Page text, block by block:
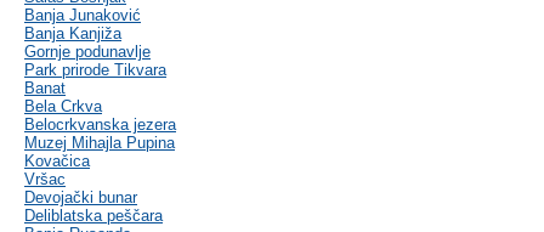
Banja Junaković
Banja Kanjiža
Gornje podunavlje
Park prirode Tikvara
Banat
Bela Crkva
Belocrkvanska jezera
Muzej Mihajla Pupina
Kovačica
Vršac
Devojački bunar
Deliblatska peščara